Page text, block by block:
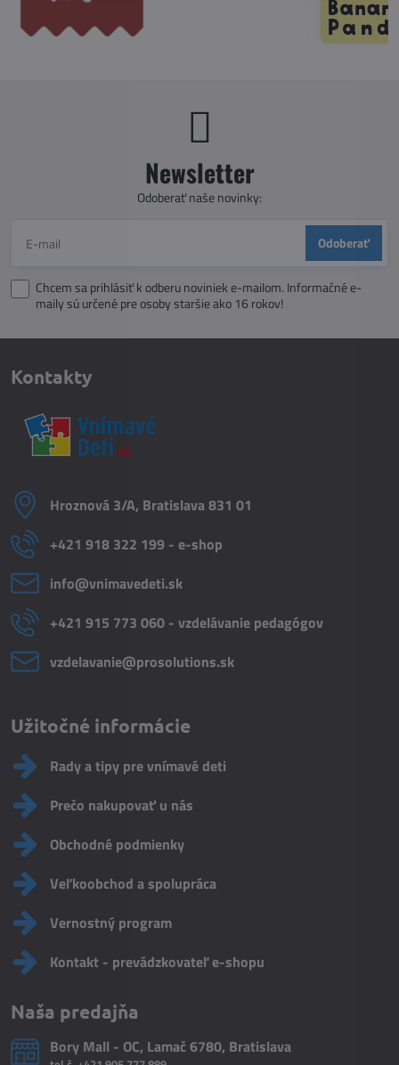
Newsletter
Odoberať naše novinky:
Odoberať
Chcem sa prihlásiť k odberu noviniek e-mailom. Informačné e-
maily sú určené pre osoby staršie ako 16 rokov!
Kontakty
Hroznová 3/A, Bratislava 831 01
+421 918 322 199 - e-shop
info​@vnimavedeti​.sk
+421 915 773 060 - vzdelávanie pedagógov
vzdelavanie​@prosolutions​.sk
Užitočné informácie
Rady a tipy pre vnímavé deti
Prečo nakupovať u nás
Obchodné podmienky
Veľkoobchod a spolupráca
Vernostný program
Kontakt - prevádzkovateľ e-shopu
Naša predajňa
Bory Mall - OC, Lamač 6780, Bratislava